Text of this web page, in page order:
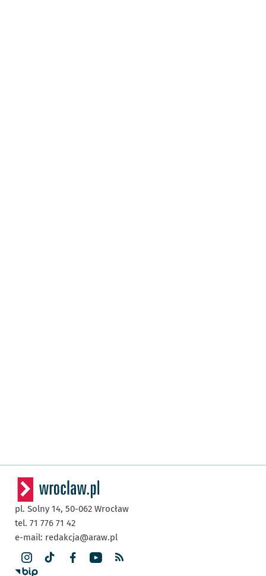
pl. Solny 14, 50-062 Wrocław
tel. 71 776 71 42
e-mail: redakcja@araw.pl